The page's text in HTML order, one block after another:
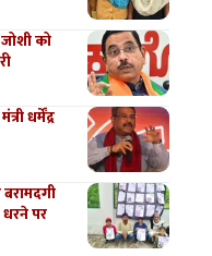
को
धर्मेंद्र
पर